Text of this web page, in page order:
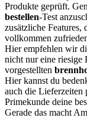
Produkte geprüft.
bestellen-Test
zusätzliche Features,
vollkommen
Hier empfehlen wir
nicht nur eine riesige
vorgestellten
Hier kannst du
auch die Lieferzeiten
Primekunde deine
Gerade das macht